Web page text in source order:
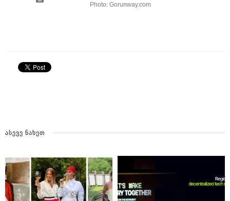
Photo: Gorunway.com
ᲐᲡᲔᲕᲔ ᲜᲐᲮᲔᲗ